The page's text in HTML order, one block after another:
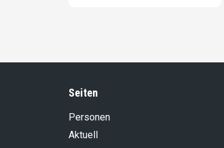
Seiten
Personen
Aktuell